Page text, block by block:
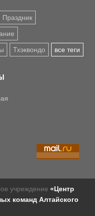
Праздник
Тхэквондо все теги
учреждение «Центр
команд Алтайского